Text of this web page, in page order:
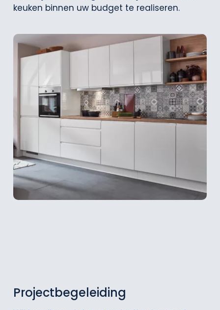
keuken binnen uw budget te realiseren.
Projectbegeleiding